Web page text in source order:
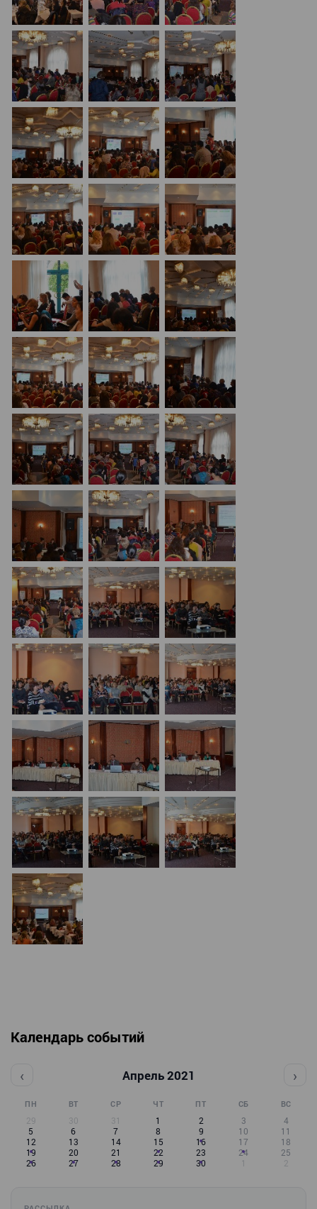
Календарь событий
‹ Апрель 2021 ›
ПН ВТ СР ЧТ ПТ СБ ВС
29 30 31 1 2 3
4
5
6 7 8 9 10
11
12
13 14 15 16 17
18
19
20 21 22 23 24
25
26
27 28 29 30 1 2